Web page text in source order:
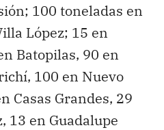
100 toneladas en
López; 15 en
Batopilas, 90 en
100 en Nuevo
Casas Grandes, 29
13 en Guadalupe